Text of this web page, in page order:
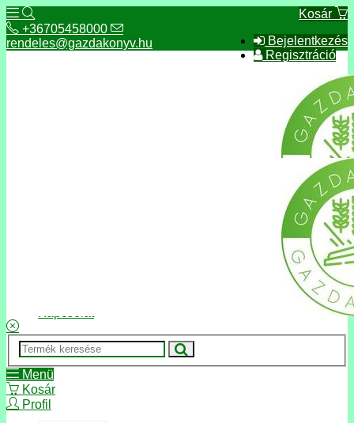
Kosár
Bejelentkezés
Regisztráció
+36705458000
rendeles@gazdakonyv.hu
Menü
Kosár
Profil